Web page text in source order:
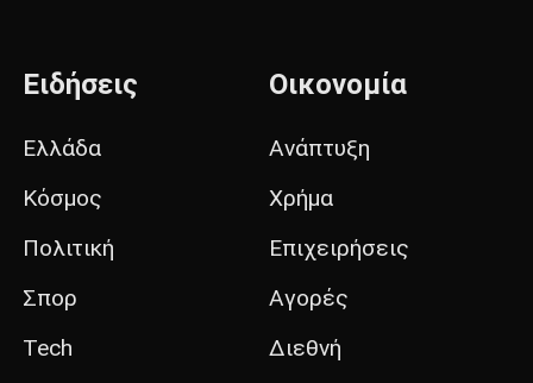
Ειδήσεις
Ελλάδα
Κόσμος
Πολιτική
Σπορ
Tech
Οικονομία
Ανάπτυξη
Χρήμα
Επιχειρήσεις
Αγορές
Διεθνή